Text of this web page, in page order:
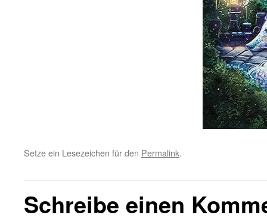
Setze ein Lesezeichen für den Permalink.
Schreibe einen